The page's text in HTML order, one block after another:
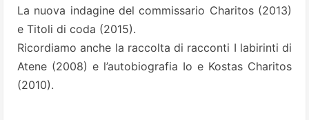
La nuova indagine del commissario Charitos (2013)
e Titoli di coda (2015).
Ricordiamo anche la raccolta di racconti I labirinti di
Atene (2008) e l’autobiografia Io e Kostas Charitos
(2010).